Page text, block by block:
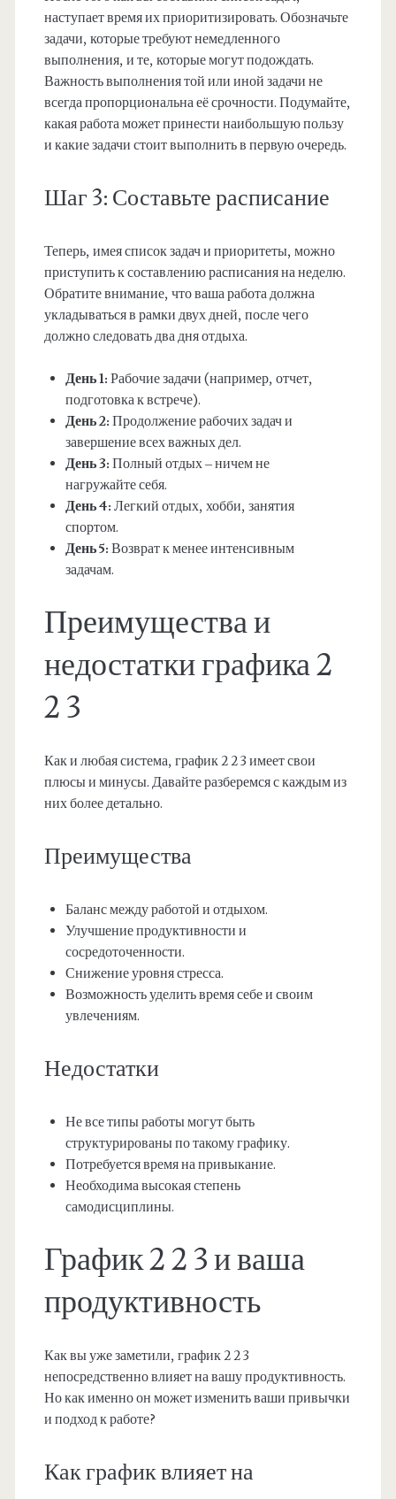
наступает время их приоритизировать. Обозначьте
задачи, которые требуют немедленного
выполнения, и те, которые могут подождать.
Важность выполнения той или иной задачи не
всегда пропорциональна её срочности. Подумайте,
какая работа может принести наибольшую пользу
и какие задачи стоит выполнить в первую очередь.
Шаг 3: Составьте расписание
Теперь, имея список задач и приоритеты, можно
приступить к составлению расписания на неделю.
Обратите внимание, что ваша работа должна
укладываться в рамки двух дней, после чего
должно следовать два дня отдыха.
День 1: Рабочие задачи (например, отчет,
подготовка к встрече).
День 2: Продолжение рабочих задач и
завершение всех важных дел.
День 3: Полный отдых – ничем не
нагружайте себя.
День 4: Легкий отдых, хобби, занятия
спортом.
День 5: Возврат к менее интенсивным
задачам.
Преимущества и
недостатки графика 2
2 3
Как и любая система, график 2 2 3 имеет свои
плюсы и минусы. Давайте разберемся с каждым из
них более детально.
Преимущества
Баланс между работой и отдыхом.
Улучшение продуктивности и
сосредоточенности.
Снижение уровня стресса.
Возможность уделить время себе и своим
увлечениям.
Недостатки
Не все типы работы могут быть
структурированы по такому графику.
Потребуется время на привыкание.
Необходима высокая степень
самодисциплины.
График 2 2 3 и ваша
продуктивность
Как вы уже заметили, график 2 2 3
непосредственно влияет на вашу продуктивность.
Но как именно он может изменить ваши привычки
и подход к работе?
Как график влияет на